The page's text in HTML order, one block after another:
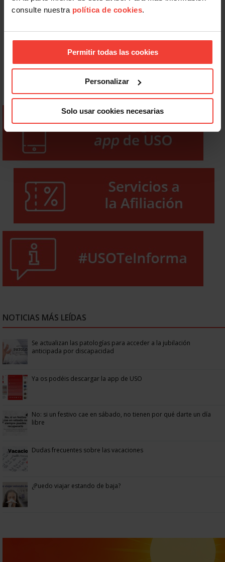
consulte nuestra política de cookies.
Permitir todas las cookies
Personalizar
Solo usar cookies necesarias
NOTICIAS MÁS LEÍDAS
Se actualizan las patologías para acceder a la jubilación
anticipada por discapacidad
Ya os podéis descargar la app de USO
No: si un festivo cae en sábado, no tienen por qué darte un día
libre
Dudas frecuentes sobre las vacaciones
¿Puedo viajar estando de baja?